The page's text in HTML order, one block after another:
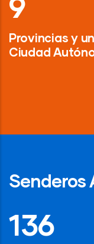
Provincias y
Ciudad
Senderos
194